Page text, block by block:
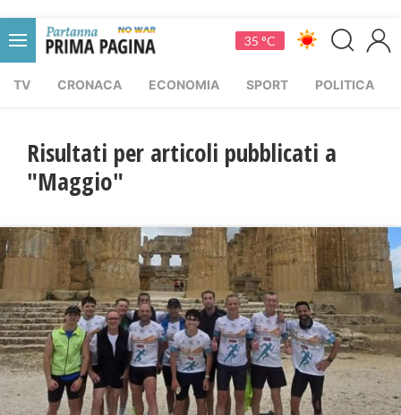
35 °C
TV CRONACA ECONOMIA SPORT POLITICA
Risultati per articoli pubblicati a
"Maggio"